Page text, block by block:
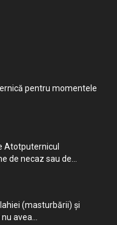
pentru momentele
de necaz sau de...
(masturbării) şi
avea...